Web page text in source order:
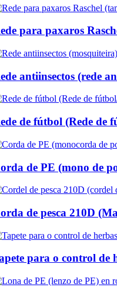
para paxaros
antiinsectos (rede
de fútbol (Rede de
de PE (mono de
de pesca 210D
para o control de